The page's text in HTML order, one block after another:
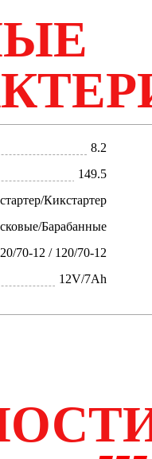
8.2
149.5
Кикстартер
Барабанные
70-12 / 120/70-12
12V/7Ah